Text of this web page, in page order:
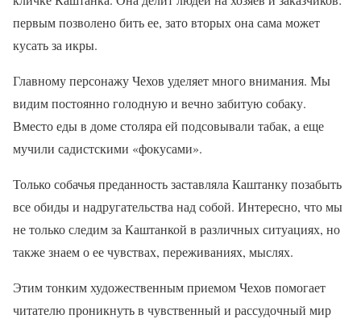
первым позволено бить ее, зато вторых она сама может
кусать за икры.
Главному персонажу Чехов уделяет много внимания. Мы
видим постоянно голодную и вечно забитую собаку.
Вместо еды в доме столяра ей подсовывали табак, а еще
мучили садистскими «фокусами».
Только собачья преданность заставляла Каштанку позабыть
все обиды и надругательства над собой. Интересно, что мы
не только следим за Каштанкой в различных ситуациях, но
также знаем о ее чувствах, переживаниях, мыслях.
Этим тонким художественным приемом Чехов помогает
читателю проникнуть в чувственный и рассудочный мир